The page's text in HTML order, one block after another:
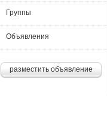
Группы
Объявления
разместить объявление